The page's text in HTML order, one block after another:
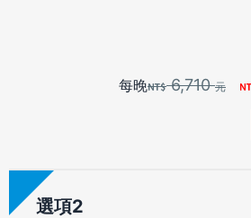
每晚 6,710元
選項